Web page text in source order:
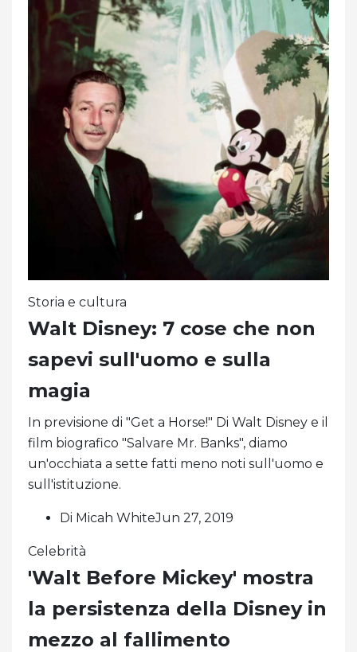
Storia e cultura
Walt Disney: 7 cose che non
sapevi sull'uomo e sulla
magia
In previsione di "Get a Horse!" Di Walt Disney e il
film biografico "Salvare Mr. Banks", diamo
un'occhiata a sette fatti meno noti sull'uomo e
sull'istituzione.
Di Micah WhiteJun 27, 2019
Celebrità
'Walt Before Mickey' mostra
la persistenza della Disney in
mezzo al fallimento